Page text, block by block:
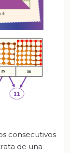
consecutivos
de una